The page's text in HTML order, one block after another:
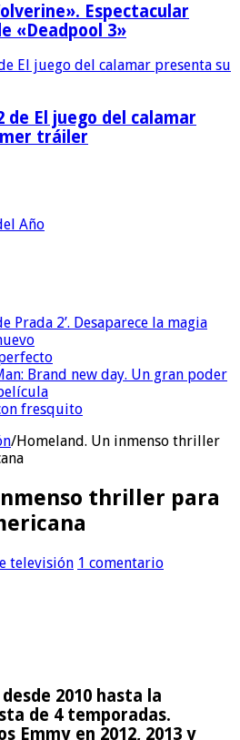
Espectacular
«Deadpool 3»
de El juego del calamar
tráiler
Año
Prada 2’. Desaparece la magia
Brand new day. Un gran poder
fresquito
/Homeland. Un inmenso thriller
thriller para
televisión 1 comentario
2010 hasta la
de 4 temporadas.
Emmy en 2012, 2013 y